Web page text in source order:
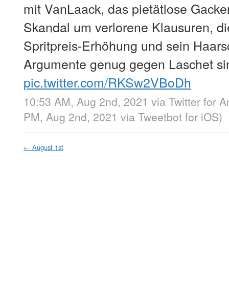
mit VanLaack, das pietätlose
Skandal um verlorene Klausuren,
Spritpreis-Erhöhung und sein
Argumente genug gegen Laschet
pic.twitter.com/RKSw2VBoDh
10:53 AM, Aug 2nd, 2021 via Twitter for
PM, Aug 2nd, 2021 via Tweetbot for iΟS)
← August 1st